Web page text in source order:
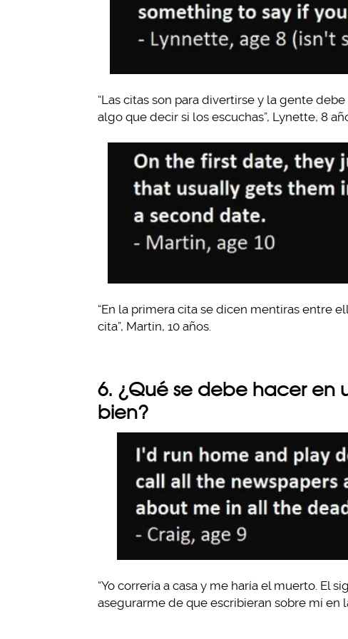
“Las citas son para divertirse y la gente
algo que decir si los escuchas”, Lynette, 8
“En la primera cita se dicen mentiras entre
cita”, Martin, 10 años.
6. ¿Qué se debe hacer en
bien?
“Yo correría a casa y me haría el muerto. El
asegurarme de que escribieran sobre mí en